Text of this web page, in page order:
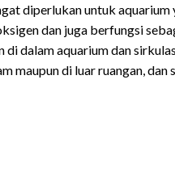
diperlukan untuk
dan juga berfungsi
dalam aquarium dan
maupun di luar ruangan,